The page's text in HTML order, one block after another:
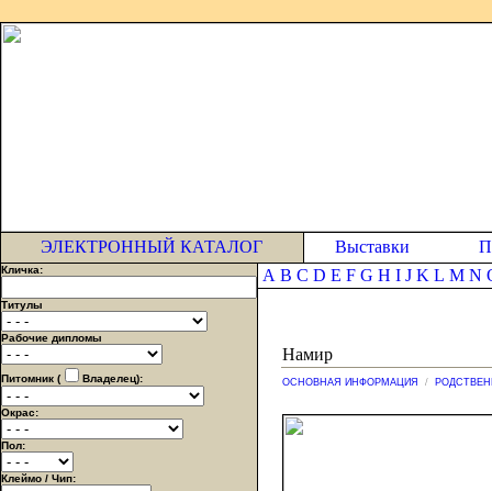
ЭЛЕКТРОННЫЙ КАТАЛОГ Выставки
Кличка:
Титулы
Рабочие дипломы
Питомник ( Владелец):
Окрас:
Пол:
Клеймо / Чип:
A B C D E F G H I J K L M N
Намир
ОСНОВНАЯ ИНФОРМАЦИЯ /